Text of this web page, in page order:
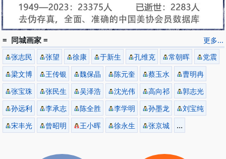
更多...
= 同城画家 =
张志民 张望 徐康 于新生 孔维克 常朝晖
党震
梁文博
王传银 魏保晶 陈元奎 蔡玉水
曹明冉
张宝珠
张民生 吴泽浩 沈光伟 高向祁
郭志光
孙远利
李承志 陈全胜 李学明 孙墨龙
刘宝纯
宋丰光
曾昭明 王小晖 徐永生 张京城 ...